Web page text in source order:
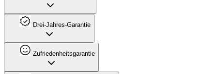
Drei-Jahres-Garantie
Zufriedenheitsgarantie